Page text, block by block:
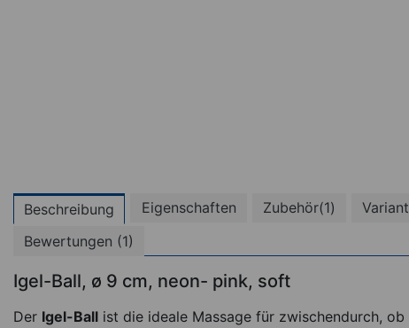
Beschreibung Eigenschaften Zubehör(1)
Bewertungen (1)
Igel-Ball, ø 9 cm, neon- pink, soft
Der Igel-Ball ist die ideale Massage für zwischendurch,